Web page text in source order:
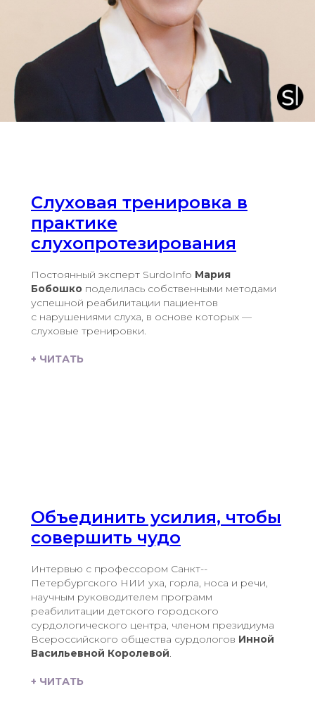
Слуховая тренировка в
практике
слухопротезирования
Постоянный эксперт SurdoInfo Мария
Бобошко поделилась собственными методами
успешной реабилитации пациентов
с нарушениями слуха, в основе которых —
слуховые тренировки.
+ ЧИТАТЬ
Объединить усилия, чтобы
совершить чудо
Интервью с профессором Санкт-­
Петербургского НИИ уха, горла, носа и речи,
научным руководителем программ
реабилитации детского городского
сурдологического центра, членом президиума
Всероссийского общества сурдологов Инной
Васильевной Королевой.
+ ЧИТАТЬ